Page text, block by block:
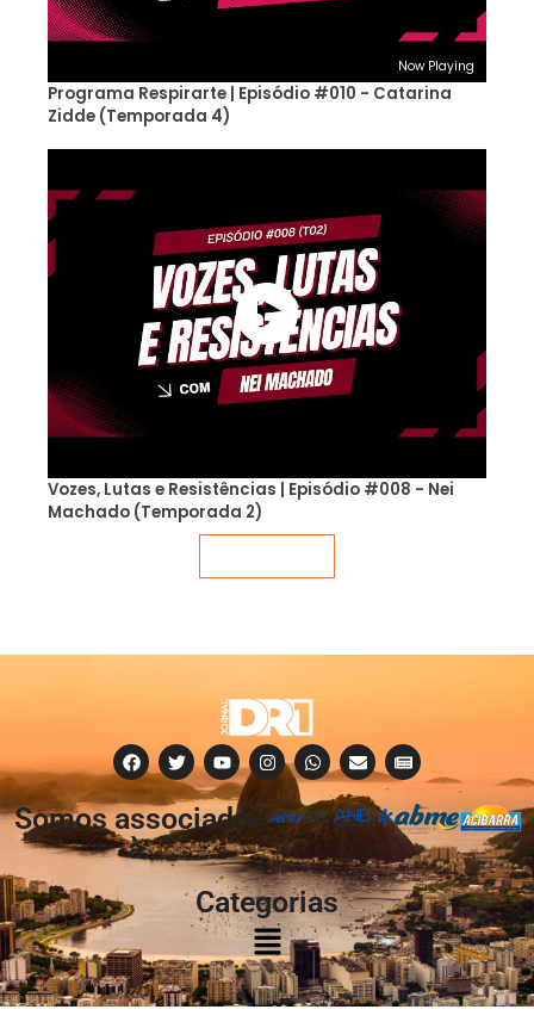
Now Playing
Programa Respirarte | Episódio #010 - Catarina
Zidde (Temporada 4)
Vozes, Lutas e Resistências | Episódio #008 - Nei
Machado (Temporada 2)
Somos associados
à:
Categorias